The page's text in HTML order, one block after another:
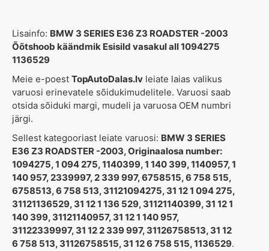
Lisainfo: BMW 3 SERIES E36 Z3 ROADSTER -2003
Õõtshoob käändmik Esisild vasakul all 1094275
1136529
Meie e-poest TopAutoDalas.lv leiate laias valikus
varuosi erinevatele sõidukimudelitele. Varuosi saab
otsida sõiduki margi, mudeli ja varuosa OEM numbri
järgi.
Sellest kategooriast leiate varuosi: BMW 3 SERIES
E36 Z3 ROADSTER -2003, Originaalosa number:
1094275, 1 094 275, 1140399, 1 140 399, 1140957, 1
140 957, 2339997, 2 339 997, 6758515, 6 758 515,
6758513, 6 758 513, 31121094275, 31 12 1 094 275,
31121136529, 31 12 1 136 529, 31121140399, 31 12 1
140 399, 31121140957, 31 12 1 140 957,
31122339997, 31 12 2 339 997, 31126758513, 31 12
6 758 513, 31126758515, 31 12 6 758 515, 1136529.